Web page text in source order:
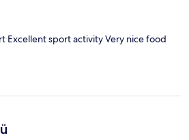
Excellent sport activity Very nice food